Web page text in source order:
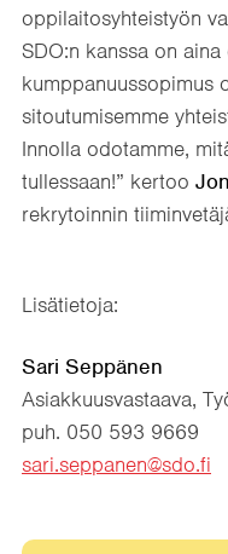
oppilaitosyhteistyön
SDO:n kanssa on
kumppanuussopimus
sitoutumisemme
Innolla odotamme,
tullessaan!” kertoo
rekrytoinnin
Lisätietoja:
Sari Seppänen
Asiakkuusvastaava,
puh. 050 593 9669
sari.seppanen@sdo.fi